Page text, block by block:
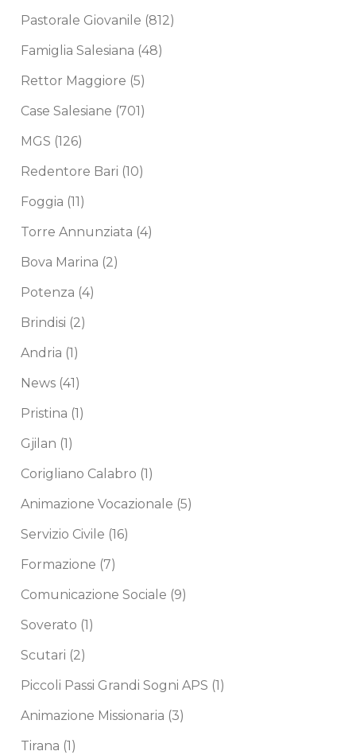
Pastorale Giovanile (812)
Famiglia Salesiana (48)
Rettor Maggiore (5)
Case Salesiane (701)
MGS (126)
Redentore Bari (10)
Foggia (11)
Torre Annunziata (4)
Bova Marina (2)
Potenza (4)
Brindisi (2)
Andria (1)
News (41)
Pristina (1)
Gjilan (1)
Corigliano Calabro (1)
Animazione Vocazionale (5)
Servizio Civile (16)
Formazione (7)
Comunicazione Sociale (9)
Soverato (1)
Scutari (2)
Piccoli Passi Grandi Sogni APS (1)
Animazione Missionaria (3)
Tirana (1)